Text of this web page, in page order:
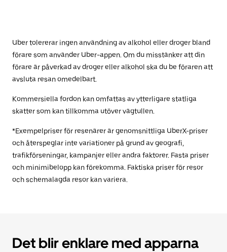
Uber tolererar ingen användning av alkohol eller droger bland
förare som använder Uber-appen. Om du misstänker att din
förare är påverkad av droger eller alkohol ska du be föraren att
avsluta resan omedelbart.
Kommersiella fordon kan omfattas av ytterligare statliga
skatter som kan tillkomma utöver vägtullen.
*Exempelpriser för resenärer är genomsnittliga UberX-priser
och återspeglar inte variationer på grund av geografi,
trafikförseningar, kampanjer eller andra faktorer. Fasta priser
och minimibelopp kan förekomma. Faktiska priser för resor
och schemalagda resor kan variera.
Det blir enklare med apparna